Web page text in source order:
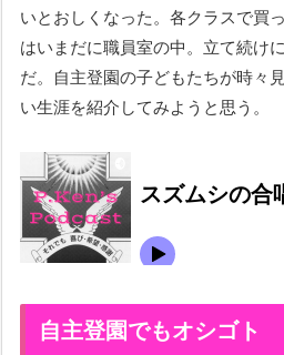
いとおしくなった。各クラスで買
はいまだに職員室の中。立て続け
だ。自主登園の子どもたちが時々
い生涯を紹介してみようと思う。
自主登園でもオシゴト